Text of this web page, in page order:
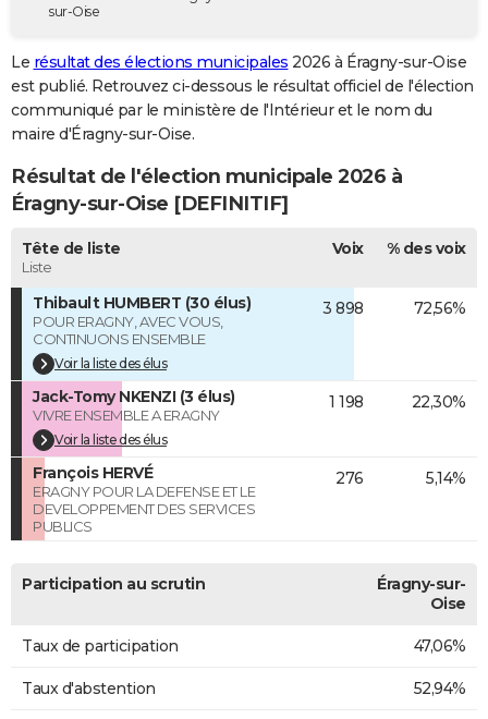
Destinations
City break
Voyage nature
Voyage de noces
Forum
GUIDES D'ACHAT
BONS PLANS
Carte de Noël
Carte Bonne année
Carte Saint-Valentin
Carte Pâques
Carte d'anniversaire
DICTIONNAIRE
Dictionnaire
Biographies
Citations
Expressions
Proverbes
PROGRAMME TV
COPAINS D'AVANT
S'inscrire
Se connecter
Lycées
Collèges
Primaires
Universités
Entreprises
Service militaire
Avis de recherche
AVIS DE DÉCÈS
FORUM
Bricolage
Lifestyle
Culture
Sport
Auto
Television
Voyage
Cinema
sur-Oise
Le résultat des élections municipales 2026 à Éragny-sur-Oise
est publié. Retrouvez ci-dessous le résultat officiel de l'élection
communiqué par le ministère de l'Intérieur et le nom du
maire d'Éragny-sur-Oise.
Résultat de l'élection municipale 2026 à
Éragny-sur-Oise [DEFINITIF]
Tête de liste
Liste
Voix % des voix
Thibault HUMBERT (30 élus)
POUR ERAGNY, AVEC VOUS,
CONTINUONS ENSEMBLE
Voir la liste des élus
3 898 72,56%
Jack-Tomy NKENZI (3 élus)
VIVRE ENSEMBLE A ERAGNY
Voir la liste des élus
1 198 22,30%
François HERVÉ
ERAGNY POUR LA DEFENSE ET LE
DEVELOPPEMENT DES SERVICES
PUBLICS
276 5,14%
Participation au scrutin
Éragny-sur-
Oise
Taux de participation 47,06%
Taux d'abstention 52,94%